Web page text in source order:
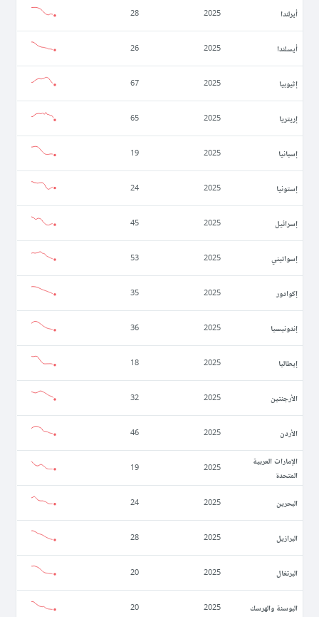
أيرلندا 2025
28
أيسلندا 2025
26
إثيوبيا 2025
67
إريتريا 2025
65
إسبانيا 2025
19
إستونيا 2025
24
إسرائيل 2025
45
إسواتيني 2025
53
إكوادور 2025
35
إندونيسيا 2025
36
إيطاليا 2025
18
الأرجنتين 2025
32
الأردن 2025
46
الإمارات العربية
المتحدة
2025
19
البحرين 2025
24
البرازيل 2025
28
البرتغال 2025
20
البوسنة والهرسك 2025
20